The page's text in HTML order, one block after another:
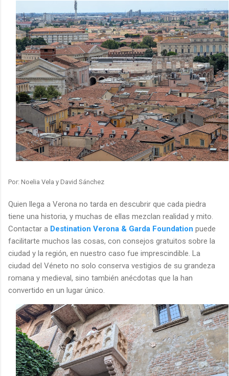
Por: Noelia Vela y David Sánchez
Quien llega a Verona no tarda en descubrir que cada piedra
tiene una historia, y muchas de ellas mezclan realidad y mito.
Contactar a Destination Verona & Garda Foundation puede
facilitarte muchos las cosas, con consejos gratuitos sobre la
ciudad y la región, en nuestro caso fue imprescindible. La
ciudad del Véneto no solo conserva vestigios de su grandeza
romana y medieval, sino también anécdotas que la han
convertido en un lugar único.